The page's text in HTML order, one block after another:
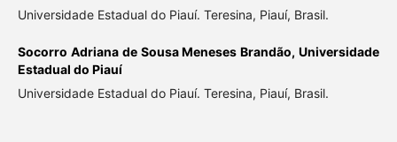
Universidade Estadual do Piauí. Teresina, Piauí, Brasil.
Socorro Adriana de Sousa Meneses Brandão,Universidade
Estadual do Piauí
Universidade Estadual do Piauí. Teresina, Piauí, Brasil.